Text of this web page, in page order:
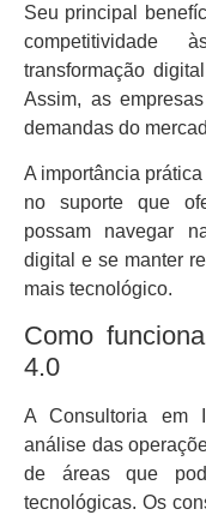
Seu principal
competitividade
transformação
Assim, as
demandas do
A importância
no suporte que
possam navegar
digital e se manter
mais tecnológico.
Como
4.0
A Consultoria em
análise das
de áreas que
tecnológicas. Os